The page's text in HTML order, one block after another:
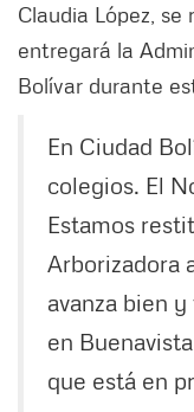
Claudia López, se
entregará la
Bolívar durante
En Ciudad
colegios. El
Estamos
Arborizadora
avanza bien
en
que está en